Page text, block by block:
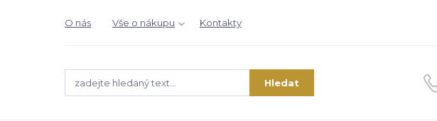
O nás Vše o nákupu Kontakty
Hledat